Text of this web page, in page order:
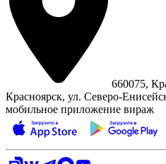
660075,
Красноярск, ул.
мобильное приложение вираж